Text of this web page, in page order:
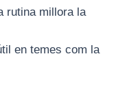
rutina millora la
en temes com la